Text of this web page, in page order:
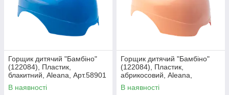
Горщик дитячий "Бамбіно"
(122084), Пластик,
блакитний, Aleana, Арт.58901
В наявності
Горщик дитячий "Бамбіно"
(122084), Пластик,
абрикосовий, Aleana,
Арт.4208
В наявності